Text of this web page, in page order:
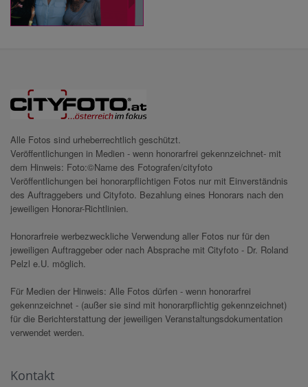
Alle Fotos sind urheberrechtlich geschützt.
Veröffentlichungen in Medien - wenn honorarfrei gekennzeichnet- mit
dem Hinweis: Foto:©Name des Fotografen/cityfoto
Veröffentlichungen bei honorarpflichtigen Fotos nur mit Einverständnis
des Auftraggebers und Cityfoto. Bezahlung eines Honorars nach den
jeweiligen Honorar-Richtlinien.
Honorarfreie werbezweckliche Verwendung aller Fotos nur für den
jeweiligen Auftraggeber oder nach Absprache mit Cityfoto - Dr. Roland
Pelzl e.U. möglich.
Für Medien der Hinweis: Alle Fotos dürfen - wenn honorarfrei
gekennzeichnet - (außer sie sind mit honorarpflichtig gekennzeichnet)
für die Berichterstattung der jeweiligen Veranstaltungsdokumentation
verwendet werden.
Kontakt